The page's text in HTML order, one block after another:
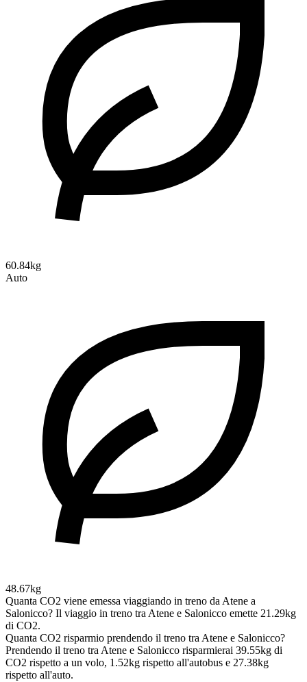
60.84kg
Auto
48.67kg
Quanta CO2 viene emessa viaggiando in treno da Atene a
Salonicco? Il viaggio in treno tra Atene e Salonicco emette 21.29kg
di CO2.
Quanta CO2 risparmio prendendo il treno tra Atene e Salonicco?
Prendendo il treno tra Atene e Salonicco risparmierai 39.55kg di
CO2 rispetto a un volo, 1.52kg rispetto all'autobus e 27.38kg
rispetto all'auto.